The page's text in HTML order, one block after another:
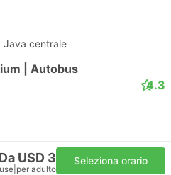
Java centrale
| Autobus
4.3
Da USD 3
per adulto
Seleziona orario